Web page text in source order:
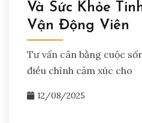
Và Sức Khỏe
Vận Động Viên
Tư vấn cân bằng cuộc
điều chỉnh cảm xúc cho
12/08/2025